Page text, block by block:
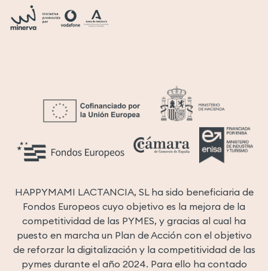
HAPPYMAMI LACTANCIA, SL ha sido beneficiaria de
Fondos Europeos cuyo objetivo es la mejora de la
competitividad de las PYMES, y gracias al cual ha
puesto en marcha un Plan de Acción con el objetivo
de reforzar la digitalización y la competitividad de las
pymes durante el año 2024. Para ello ha contado